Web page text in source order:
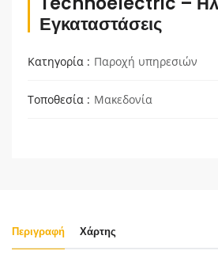
Εγκαταστάσεις
Κατηγορία Παροχή υπηρεσιών
Τοποθεσία Μακεδονία
Περιγραφή Χάρτης